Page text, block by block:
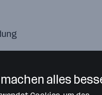
alles